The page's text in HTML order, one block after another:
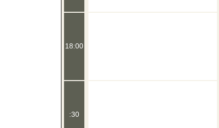
18:00
:30